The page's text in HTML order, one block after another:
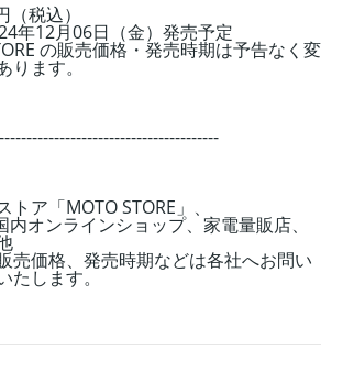
税込）
年12月06日 （金） 発売予定
の販売価格・発売時期は予告なく変
ます。
ア「MOTO STORE」、
内オンラインショップ、家電量販店、
売価格、発売時期などは各社へお問い
します。